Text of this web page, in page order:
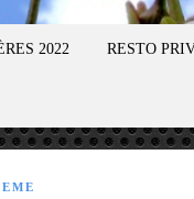
2022 RESTO